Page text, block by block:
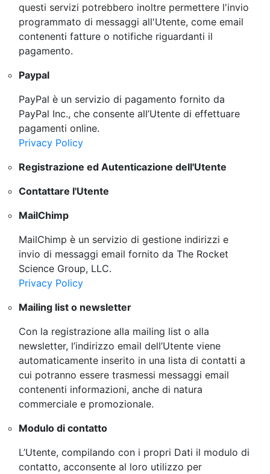
questi servizi potrebbero inoltre permettere l'invio
programmato di messaggi all'Utente, come email
contenenti fatture o notifiche riguardanti il
pagamento.
Paypal
PayPal è un servizio di pagamento fornito da
PayPal Inc., che consente all’Utente di effettuare
pagamenti online.
Privacy Policy
Registrazione ed Autenticazione dell'Utente
Contattare l'Utente
MailChimp
MailChimp è un servizio di gestione indirizzi e
invio di messaggi email fornito da The Rocket
Science Group, LLC.
Privacy Policy
Mailing list o newsletter
Con la registrazione alla mailing list o alla
newsletter, l’indirizzo email dell’Utente viene
automaticamente inserito in una lista di contatti a
cui potranno essere trasmessi messaggi email
contenenti informazioni, anche di natura
commerciale e promozionale.
Modulo di contatto
L’Utente, compilando con i propri Dati il modulo di
contatto, acconsente al loro utilizzo per